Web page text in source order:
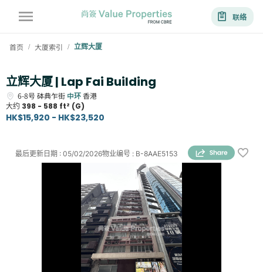
联络
首页 / 大厦索引 / 立辉大厦
立辉大厦 | Lap Fai Building
6-8号 砵典乍街 中环香港
大约 398 - 588 ft² (G)
HK$15,920 - HK$23,520
物业编号 : B-8AAE5153
最后更新日期 : 05/02/2026